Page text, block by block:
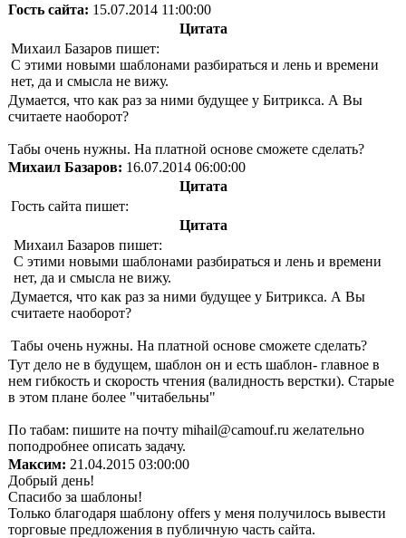
Гость сайта: 15.07.2014 11:00:00
Цитата
Михаил Базаров пишет:
С этими новыми шаблонами разбираться и лень и времени
нет, да и смысла не вижу.
Думается, что как раз за ними будущее у Битрикса. А Вы
считаете наоборот?
Табы очень нужны. На платной основе сможете сделать?
Михаил Базаров: 16.07.2014 06:00:00
Цитата
Гость сайта пишет:
Цитата
Михаил Базаров пишет:
С этими новыми шаблонами разбираться и лень и времени
нет, да и смысла не вижу.
Думается, что как раз за ними будущее у Битрикса. А Вы
считаете наоборот?
Табы очень нужны. На платной основе сможете сделать?
Тут дело не в будущем, шаблон он и есть шаблон- главное в
нем гибкость и скорость чтения (валидность верстки). Старые
в этом плане более "читабельны"
По табам: пишите на почту mihail@camouf.ru желательно
поподробнее описать задачу.
Максим: 21.04.2015 03:00:00
Добрый день!
Спасибо за шаблоны!
Только благодаря шаблону offers у меня получилось вывести
торговые предложения в публичную часть сайта.